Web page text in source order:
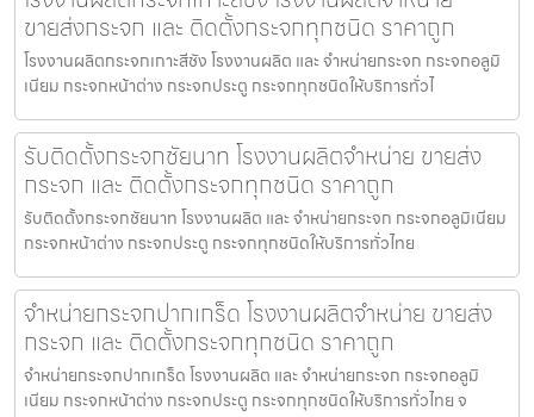
ขายส่งกระจก และ ติดตั้งกระจกทุกชนิด ราคาถูก
โรงงานผลิตกระจกเกาะสีชัง โรงงานผลิต และ จำหน่ายกระจก กระจกอลูมิ
เนียม กระจกหน้าต่าง กระจกประตู กระจกทุกชนิดให้บริการทั่วไ
รับติดตั้งกระจกชัยนาท โรงงานผลิตจำหน่าย ขายส่ง
กระจก และ ติดตั้งกระจกทุกชนิด ราคาถูก
รับติดตั้งกระจกชัยนาท โรงงานผลิต และ จำหน่ายกระจก กระจกอลูมิเนียม
กระจกหน้าต่าง กระจกประตู กระจกทุกชนิดให้บริการทั่วไทย
จำหน่ายกระจกปากเกร็ด โรงงานผลิตจำหน่าย ขายส่ง
กระจก และ ติดตั้งกระจกทุกชนิด ราคาถูก
จำหน่ายกระจกปากเกร็ด โรงงานผลิต และ จำหน่ายกระจก กระจกอลูมิ
เนียม กระจกหน้าต่าง กระจกประตู กระจกทุกชนิดให้บริการทั่วไทย จ